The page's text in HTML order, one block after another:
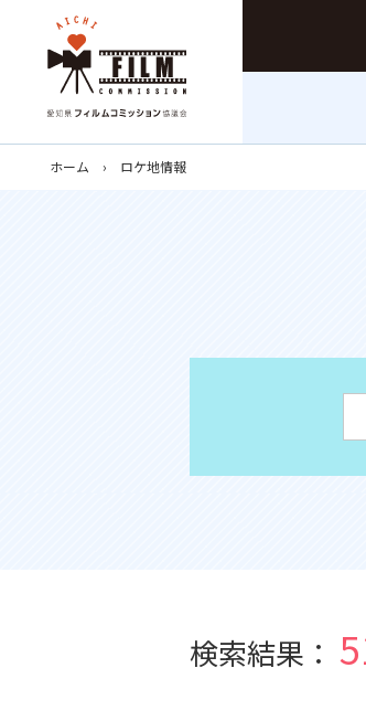
ホーム ロケ地情報
検索結果：